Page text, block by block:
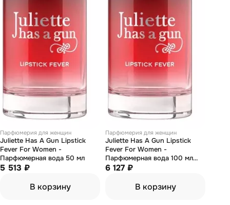
Парфюмерия для женщин
Juliette Has А Gun Lipstick
Fever For Women -
Парфюмерная вода 50 мл
5 513 ₽
В корзину
Парфюмерия для женщин
Juliette Has А Gun Lipstick
Fever For Women -
Парфюмерная вода 100 мл
(тестер)
6 127 ₽
В корзину